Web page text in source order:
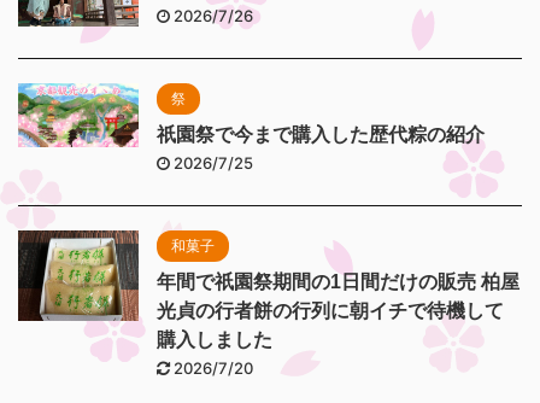
2026/7/26
祭
祇園祭で今まで購入した歴代粽の紹介
2026/7/25
和菓子
年間で祇園祭期間の1日間だけの販売 柏屋
光貞の行者餅の行列に朝イチで待機して
購入しました
2026/7/20